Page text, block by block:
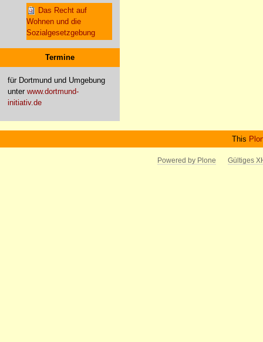
Das Recht auf
Wohnen und die
Sozialgesetzgebung
Termine
für Dortmund und Umgebung
unter www.dortmund-
initiativ.de
This
Powered by Plone Gültiges